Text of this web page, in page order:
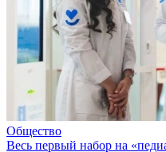
Общество
Весь первый набор на